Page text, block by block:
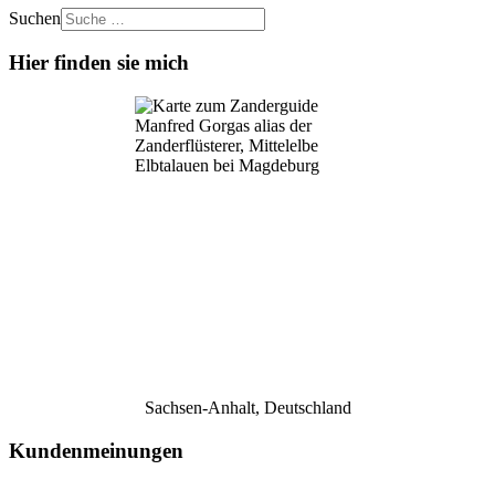
Suchen
Hier finden sie mich
Sachsen-Anhalt, Deutschland
Kundenmeinungen